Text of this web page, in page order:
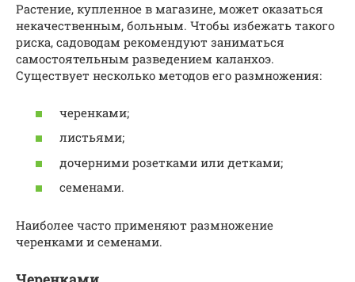
Растение, купленное в магазине, может оказаться
некачественным, больным. Чтобы избежать такого
риска, садоводам рекомендуют заниматься
самостоятельным разведением каланхоэ.
Существует несколько методов его размножения:
черенками;
листьями;
дочерними розетками или детками;
семенами.
Наиболее часто применяют размножение
черенками и семенами.